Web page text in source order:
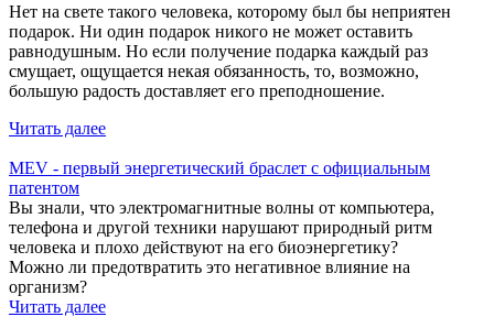
Нет на свете такого человека, которому был бы неприятен
подарок. Ни один подарок никого не может оставить
равнодушным. Но если получение подарка каждый раз
смущает, ощущается некая обязанность, то, возможно,
большую радость доставляет его преподношение.
Читать далее
MEV - первый энергетический браслет с официальным
патентом
Вы знали, что электромагнитные волны от компьютера,
телефона и другой техники нарушают природный ритм
человека и плохо действуют на его биоэнергетику?
Можно ли предотвратить это негативное влияние на
организм?
Читать далее